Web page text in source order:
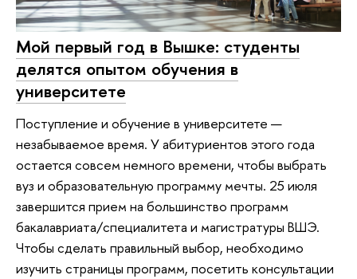
Мой первый год в Вышке: студенты
делятся опытом обучения в
университете
Поступление и обучение в университете —
незабываемое время. У абитуриентов этого года
остается совсем немного времени, чтобы выбрать
вуз и образовательную программу мечты. 25 июля
завершится прием на большинство программ
бакалавриата/специалитета и магистратуры ВШЭ.
Чтобы сделать правильный выбор, необходимо
изучить страницы программ, посетить консультации